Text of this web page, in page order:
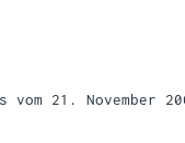
vom 21. November